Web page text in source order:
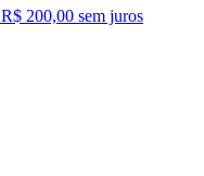
R$ 200,00 sem juros